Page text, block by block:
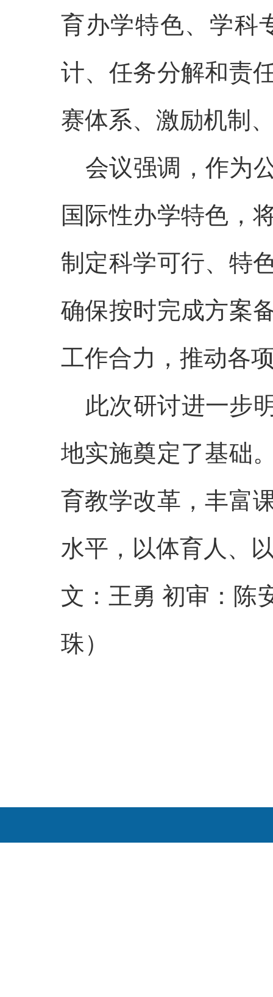
育办学特色、学科
计、任务分解和责
赛体系、激励机制
会议强调，作为
国际性办学特色，
制定科学可行、特
确保按时完成方案
工作合力，推动各
此次研讨进一步
地实施奠定了基础
育教学改革，丰富
水平，以体育人、
文：王勇 初审：陈
珠）